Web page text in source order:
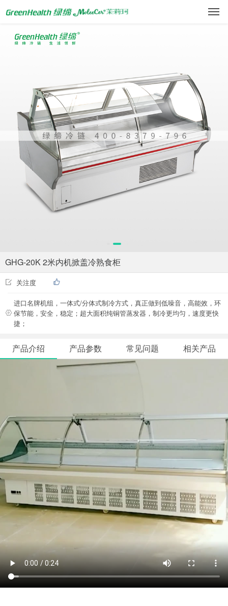
GHG-20K 2米内机掀盖冷熟食柜
关注度
进口名牌机组，一体式/分体式制冷方式，真正做到低噪音，高能效，环
保节能，安全，稳定；超大面积纯铜管蒸发器，制冷更均匀，速度更快
捷；
产品介绍 产品参数 常见问题 相关产品